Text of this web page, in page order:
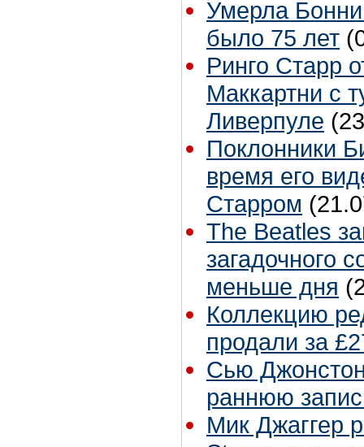
Умерла
было 75 лет
Ринго Старр
Маккартни с
Ливерпуле
Поклонники
время его
Старром
The Beatles
загадочного
меньше дня
Коллекцию
продали за
Сью
раннюю
Мик Джаггер